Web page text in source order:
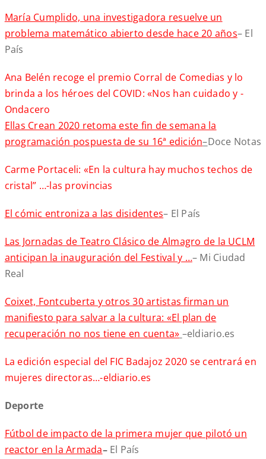
María Cumplido, una investigadora resuelve un
problema matemático abierto desde hace 20 años– El
País
Ana Belén recoge el premio Corral de Comedias y lo
brinda a los héroes del COVID: «Nos han cuidado y -
Ondacero
Ellas Crean 2020 retoma este fin de semana la
programación pospuesta de su 16ª edición–Doce Notas
Carme Portaceli: «En la cultura hay muchos techos de
cristal” …-las provincias
El cómic entroniza a las disidentes– El País
Las Jornadas de Teatro Clásico de Almagro de la UCLM
anticipan la inauguración del Festival y …– Mi Ciudad
Real
Coixet, Fontcuberta y otros 30 artistas firman un
manifiesto para salvar a la cultura: «El plan de
recuperación no nos tiene en cuenta» –eldiario.es
La edición especial del FIC Badajoz 2020 se centrará en
mujeres directoras…-eldiario.es
Deporte
Fútbol de impacto de la primera mujer que pilotó un
reactor en la Armada– El País